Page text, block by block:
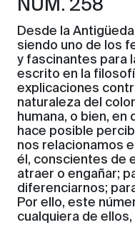
NÚM. 258
Desde la
siendo uno de los
y fascinantes para
escrito en la
explicaciones
naturaleza del
humana, o bien,
hace posible
nos relacionamos
él, conscientes de
atraer o engañar;
diferenciarnos;
Por ello, este
cualquiera de